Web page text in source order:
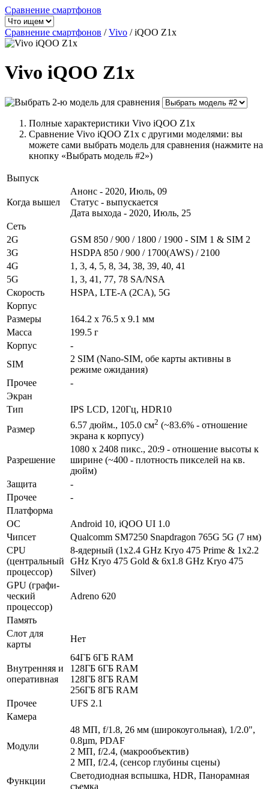
Сравнение смартфонов
Сравнение смартфонов /Vivo /iQOO Z1x
Vivo iQOO Z1x
Полные характеристики Vivo iQOO Z1x
Сравнение Vivo iQOO Z1x с другими моделями: вы
можете сами выбрать модель для сравнения (нажмите на
кнопку «Выбрать модель #2»)
Выпуск
Когда вышел
Анонс - 2020, Июль, 09
Статус - выпускается
Дата выхода - 2020, Июль, 25
Сеть
2G
GSM 850 / 900 / 1800 / 1900 - SIM 1 & SIM 2
3G
HSDPA 850 / 900 / 1700(AWS) / 2100
4G
1, 3, 4, 5, 8, 34, 38, 39, 40, 41
5G
1, 3, 41, 77, 78 SA/NSA
Скорость
HSPA, LTE-A (2CA), 5G
Корпус
Размеры
164.2 x 76.5 x 9.1 мм
Масса
199.5 г
Корпус
-
SIM
2 SIM (Nano-SIM, обе карты активны в
режиме ожидания)
Прочее
-
Экран
Тип
IPS LCD, 120Гц, HDR10
Размер
6.57 дюйм., 105.0 см2 (~83.6% - отношение
экрана к корпусу)
Разре­шение
1080 x 2408 пикс., 20:9 - отношение высоты к
ширине (~400 - плотность пикселей на кв.
дюйм)
Защита
-
Прочее
-
Платформа
ОС
Android 10, iQOO UI 1.0
Чипсет
Qualcomm SM7250 Snapdragon 765G 5G (7 нм)
CPU
(централь­ный
процес­сор)
8-ядерный (1x2.4 GHz Kryo 475 Prime & 1x2.2
GHz Kryo 475 Gold & 6x1.8 GHz Kryo 475
Silver)
GPU (графи­
ческий
процес­сор)
Adreno 620
Память
Слот для
карты
Нет
Внутрен­няя и
опера­тивная
64ГБ 6ГБ RAM
128ГБ 6ГБ RAM
128ГБ 8ГБ RAM
256ГБ 8ГБ RAM
Прочее
UFS 2.1
Камера
Модули
48 МП, f/1.8, 26 мм (широкоугольная), 1/2.0",
0.8µm, PDAF
2 МП, f/2.4, (макрообъектив)
2 МП, f/2.4, (сенсор глубины сцены)
Функ­ции
Светодиодная вспышка, HDR, Панорамная
съемка